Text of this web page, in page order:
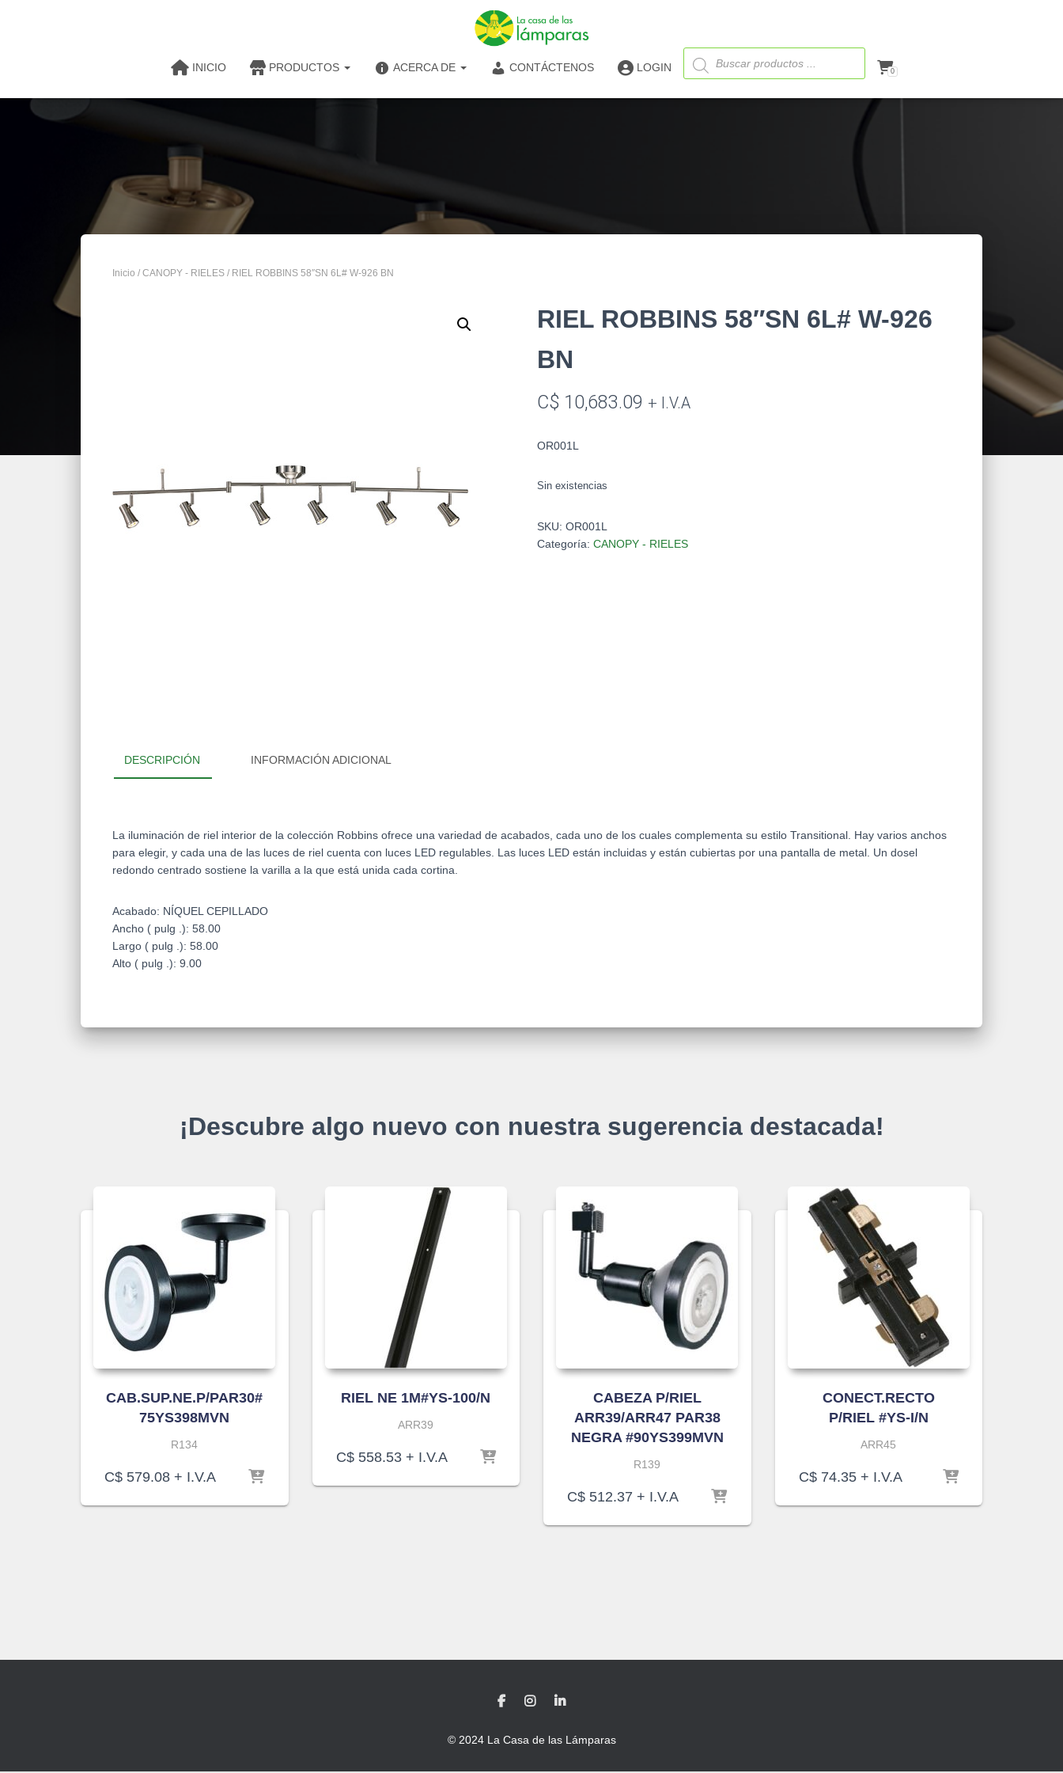
INICIO PRODUCTOS ACERCA DE CONTÁCTENOS LOGIN
Búsqueda
de
productos
0
Inicio / CANOPY - RIELES / RIEL ROBBINS 58″SN 6L# W-926 BN
RIEL ROBBINS 58″SN 6L# W-926
BN
C$ 10,683.09 + I.V.A
OR001L
Sin existencias
SKU: OR001L
Categoría: CANOPY - RIELES
DESCRIPCIÓN INFORMACIÓN ADICIONAL
La iluminación de riel interior de la colección Robbins ofrece una variedad de acabados, cada uno de los cuales complementa su estilo Transitional. Hay varios anchos
para elegir, y cada una de las luces de riel cuenta con luces LED regulables. Las luces LED están incluidas y están cubiertas por una pantalla de metal. Un dosel
redondo centrado sostiene la varilla a la que está unida cada cortina.
Acabado: NÍQUEL CEPILLADO
Ancho ( pulg .): 58.00
Largo ( pulg .): 58.00
Alto ( pulg .): 9.00
¡Descubre algo nuevo con nuestra sugerencia destacada!
CAB.SUP.NE.P/PAR30#
75YS398MVN
R134
C$ 579.08 + I.V.A
RIEL NE 1M#YS-100/N
ARR39
C$558.53+ I.V.A
CABEZA P/RIEL
ARR39/ARR47 PAR38
NEGRA #90YS399MVN
R139
C$ 512.37 + I.V.A
CONECT.RECTO
P/RIEL #YS-I/N
ARR45
C$74.35+ I.V.A
© 2024 La Casa de las Lámparas